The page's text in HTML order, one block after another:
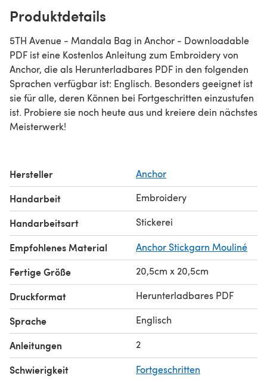
Produktdetails
5TH Avenue - Mandala Bag in Anchor - Downloadable
PDF ist eine Kostenlos Anleitung zum Embroidery von
Anchor, die als Herunterladbares PDF in den folgenden
Sprachen verfügbar ist: Englisch. Besonders geeignet ist
sie für alle, deren Können bei Fortgeschritten einzustufen
ist. Probiere sie noch heute aus und kreiere dein nächstes
Meisterwerk!
Hersteller Anchor
Handarbeit Embroidery
Handarbeitsart Stickerei
Empfohlenes Material Anchor Stickgarn Mouliné
Fertige Größe 20,5cm x 20,5cm
Druckformat Herunterladbares PDF
Sprache Englisch
Anleitungen 2
Schwierigkeit Fortgeschritten